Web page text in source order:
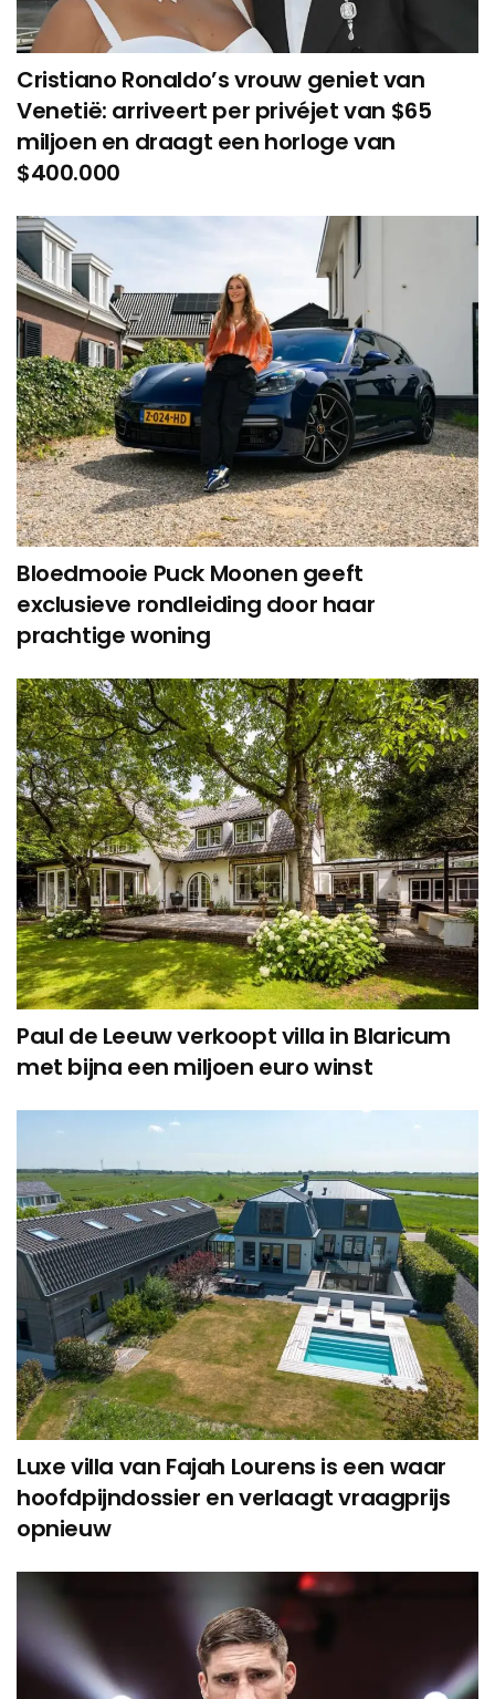
Cristiano Ronaldo’s vrouw geniet van
Venetië: arriveert per privéjet van $65
miljoen en draagt een horloge van
$400.000
Bloedmooie Puck Moonen geeft
exclusieve rondleiding door haar
prachtige woning
Paul de Leeuw verkoopt villa in Blaricum
met bijna een miljoen euro winst
Luxe villa van Fajah Lourens is een waar
hoofdpijndossier en verlaagt vraagprijs
opnieuw